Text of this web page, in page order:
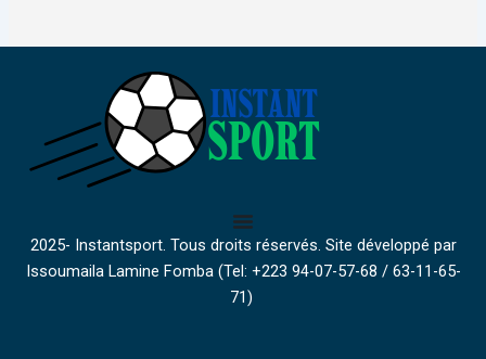
2025- Instantsport. Tous droits réservés. Site développé par
Issoumaila Lamine Fomba (Tel: +223 94-07-57-68 / 63-11-65-
71)